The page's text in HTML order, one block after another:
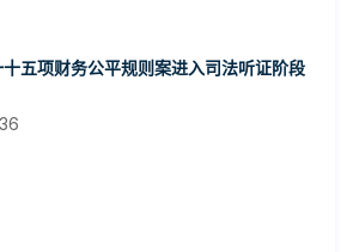
五项财务公平规则案进入司法听证阶段